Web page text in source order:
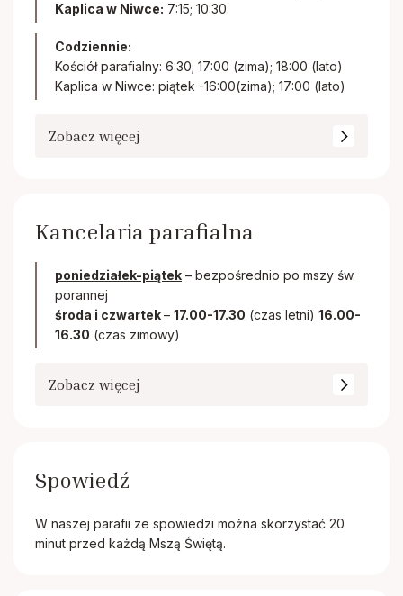
Kaplica w Niwce: 7:15; 10:30.
Codziennie:
Kościół parafialny: 6:30; 17:00 (zima); 18:00 (lato)
Kaplica w Niwce: piątek -16:00(zima); 17:00 (lato)
Zobacz więcej
Kancelaria parafialna
poniedziałek-piątek – bezpośrednio po mszy św.
porannej
środa i czwartek– 17.00-17.30 (czas letni) 16.00-
16.30 (czas zimowy)
Zobacz więcej
Spowiedź
W naszej parafii ze spowiedzi można skorzystać 20
minut przed każdą Mszą Świętą.